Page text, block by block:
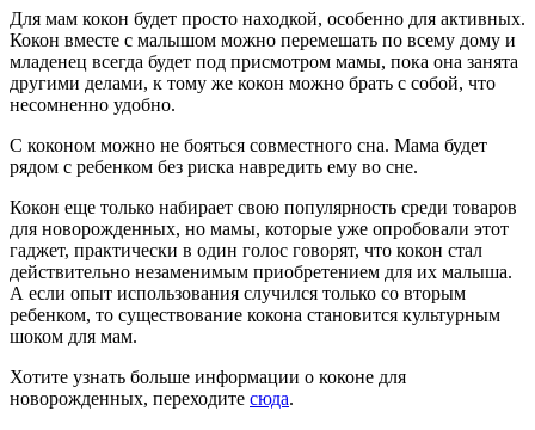
Для мам кокон будет просто находкой, особенно для активных.
Кокон вместе с малышом можно перемешать по всему дому и
младенец всегда будет под присмотром мамы, пока она занята
другими делами, к тому же кокон можно брать с собой, что
несомненно удобно.
С коконом можно не бояться совместного сна. Мама будет
рядом с ребенком без риска навредить ему во сне.
Кокон еще только набирает свою популярность среди товаров
для новорожденных, но мамы, которые уже опробовали этот
гаджет, практически в один голос говорят, что кокон стал
действительно незаменимым приобретением для их малыша.
А если опыт использования случился только со вторым
ребенком, то существование кокона становится культурным
шоком для мам.
Хотите узнать больше информации о коконе для
новорожденных, переходите сюда.